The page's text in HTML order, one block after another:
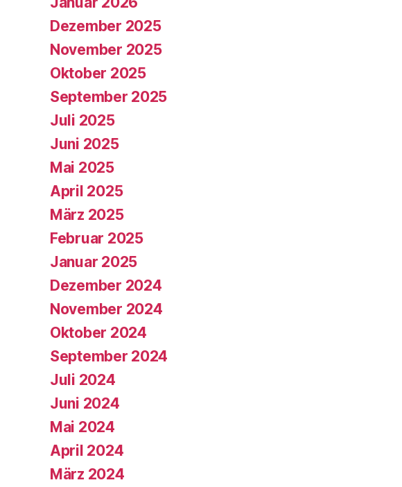
Dezember 2025
November 2025
Oktober 2025
September 2025
Juli 2025
Juni 2025
Mai 2025
April 2025
März 2025
Februar 2025
Januar 2025
Dezember 2024
November 2024
Oktober 2024
September 2024
Juli 2024
Juni 2024
Mai 2024
April 2024
März 2024